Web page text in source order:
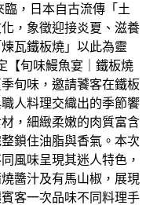
臨，日本自古流傳「土
，象徵迎接炎夏、滋養
瓦鐵板燒」以此為靈
【旬味鰻魚宴｜鐵板燒
旬味，邀請饕客在鐵板
人料理交織出的季節饗
，細緻柔嫩的肉質富含
鎖住油脂與香氣。本次
風味呈現其迷人特色，
醬汁及有馬山椒，展現
客一次品味不同料理手